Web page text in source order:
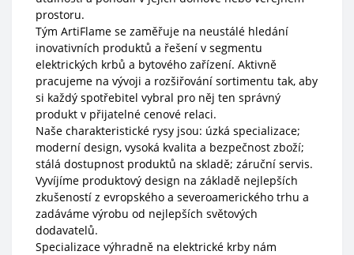
prostoru.
Tým ArtiFlame se zaměřuje na neustálé hledání
inovativních produktů a řešení v segmentu
elektrických krbů a bytového zařízení. Aktivně
pracujeme na vývoji a rozšiřování sortimentu tak, aby
si každý spotřebitel vybral pro něj ten správný
produkt v přijatelné cenové relaci.
Naše charakteristické rysy jsou: úzká specializace;
moderní design, vysoká kvalita a bezpečnost zboží;
stálá dostupnost produktů na skladě; záruční servis.
Vyvíjíme produktový design na základě nejlepších
zkušeností z evropského a severoamerického trhu a
zadáváme výrobu od nejlepších světových
dodavatelů.
Specializace výhradně na elektrické krby nám